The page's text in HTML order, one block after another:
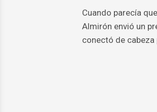
Cuando parecía
Almirón envió un
conectó de